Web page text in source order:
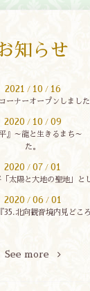
知らせ
2021 / 10 / 16
ーナーオープンしました
2020 / 10 / 09
』～龍と生きるまち～
た。
2020 / 07 / 01
太陽と大地の聖地」と
2020 / 06 / 01
北向観音境内見どこ
See more